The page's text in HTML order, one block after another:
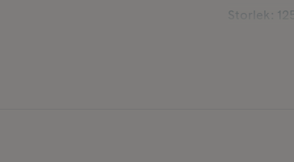
Storlek: